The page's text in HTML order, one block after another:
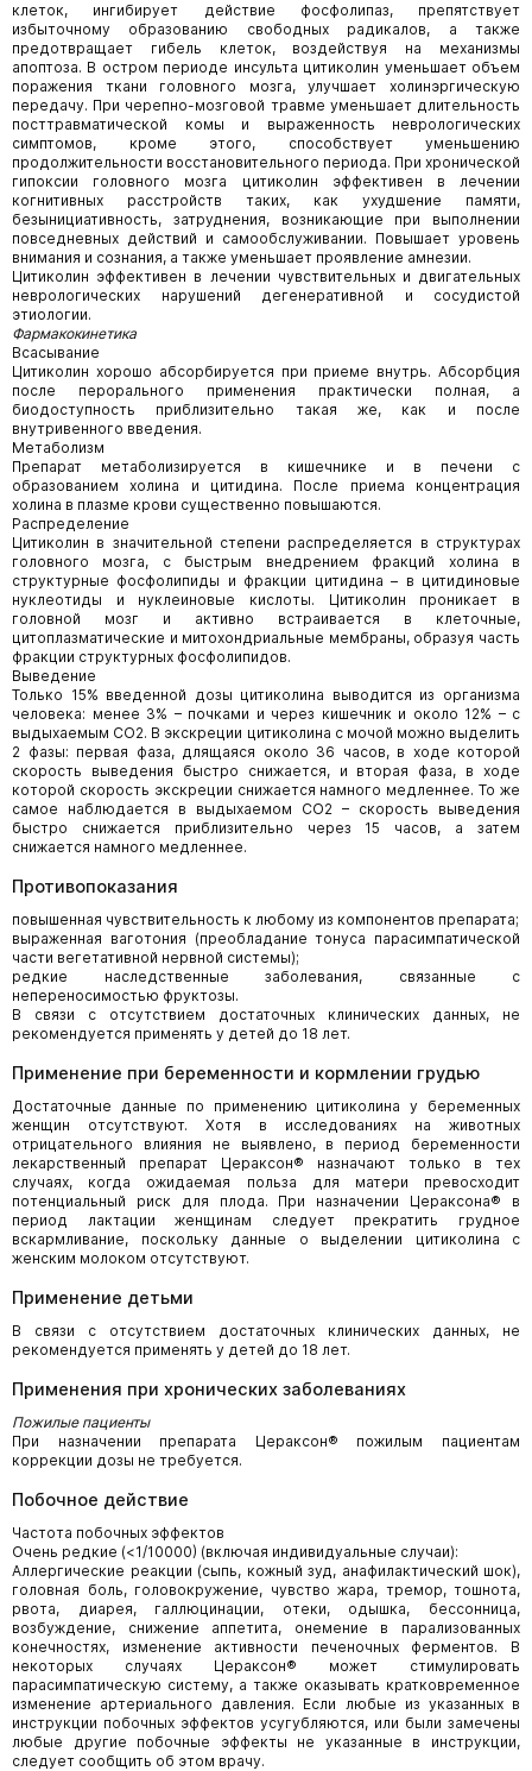
клеток, ингибирует действие фосфолипаз, препятствует
избыточному образованию свободных радикалов, а также
предотвращает гибель клеток, воздействуя на механизмы
апоптоза. В остром периоде инсульта цитиколин уменьшает объем
поражения ткани головного мозга, улучшает холинэргическую
передачу. При черепно-мозговой травме уменьшает длительность
посттравматической комы и выраженность неврологических
симптомов, кроме этого, способствует уменьшению
продолжительности восстановительного периода. При хронической
гипоксии головного мозга цитиколин эффективен в лечении
когнитивных расстройств таких, как ухудшение памяти,
безынициативность, затруднения, возникающие при выполнении
повседневных действий и самообслуживании. Повышает уровень
внимания и сознания, а также уменьшает проявление амнезии.
Цитиколин эффективен в лечении чувствительных и двигательных
неврологических нарушений дегенеративной и сосудистой
этиологии.
Фармакокинетика
Всасывание
Цитиколин хорошо абсорбируется при приеме внутрь. Абсорбция
после перорального применения практически полная, а
биодоступность приблизительно такая же, как и после
внутривенного введения.
Метаболизм
Препарат метаболизируется в кишечнике и в печени с
образованием холина и цитидина. После приема концентрация
холина в плазме крови существенно повышаются.
Распределение
Цитиколин в значительной степени распределяется в структурах
головного мозга, с быстрым внедрением фракций холина в
структурные фосфолипиды и фракции цитидина – в цитидиновые
нуклеотиды и нуклеиновые кислоты. Цитиколин проникает в
головной мозг и активно встраивается в клеточные,
цитоплазматические и митохондриальные мембраны, образуя часть
фракции структурных фосфолипидов.
Выведение
Только 15% введенной дозы цитиколина выводится из организма
человека: менее 3% – почками и через кишечник и около 12% – с
выдыхаемым СО2. В экскреции цитиколина с мочой можно выделить
2 фазы: первая фаза, длящаяся около 36 часов, в ходе которой
скорость выведения быстро снижается, и вторая фаза, в ходе
которой скорость экскреции снижается намного медленнее. То же
самое наблюдается в выдыхаемом СО2 – скорость выведения
быстро снижается приблизительно через 15 часов, а затем
снижается намного медленнее.
Противопоказания
повышенная чувствительность к любому из компонентов препарата;
выраженная ваготония (преобладание тонуса парасимпатической
части вегетативной нервной системы);
редкие наследственные заболевания, связанные с
непереносимостью фруктозы.
В связи с отсутствием достаточных клинических данных, не
рекомендуется применять у детей до 18 лет.
Применение при беременности и кормлении грудью
Достаточные данные по применению цитиколина у беременных
женщин отсутствуют. Хотя в исследованиях на животных
отрицательного влияния не выявлено, в период беременности
лекарственный препарат Цераксон® назначают только в тех
случаях, когда ожидаемая польза для матери превосходит
потенциальный риск для плода. При назначении Цераксона® в
период лактации женщинам следует прекратить грудное
вскармливание, поскольку данные о выделении цитиколина с
женским молоком отсутствуют.
Применение детьми
В связи с отсутствием достаточных клинических данных, не
рекомендуется применять у детей до 18 лет.
Применения при хронических заболеваниях
Пожилые пациенты
При назначении препарата Цераксон® пожилым пациентам
коррекции дозы не требуется.
Побочное действие
Частота побочных эффектов
Очень редкие (<1/10000) (включая индивидуальные случаи):
Аллергические реакции (сыпь, кожный зуд, анафилактический шок),
головная боль, головокружение, чувство жара, тремор, тошнота,
рвота, диарея, галлюцинации, отеки, одышка, бессонница,
возбуждение, снижение аппетита, онемение в парализованных
конечностях, изменение активности печеночных ферментов. В
некоторых случаях Цераксон® может стимулировать
парасимпатическую систему, а также оказывать кратковременное
изменение артериального давления. Если любые из указанных в
инструкции побочных эффектов усугубляются, или были замечены
любые другие побочные эффекты не указанные в инструкции,
следует сообщить об этом врачу.